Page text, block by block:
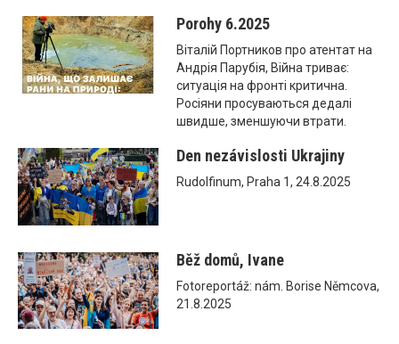
Porohy 6.2025
Віталій Портников про атентат на
Андрія Парубія, Війна триває:
ситуація на фронті критична.
Росіяни просуваються дедалі
швидше, зменшуючи втрати.
Den nezávislosti Ukrajiny
Rudolfinum, Praha 1, 24.8.2025
Běž domů, Ivane
Fotoreportáž: nám. Borise Němcova,
21.8.2025